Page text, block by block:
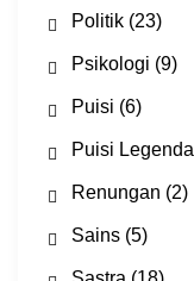
Politik(23)
Psikologi (9)
Puisi (6)
Puisi Legenda
Renungan (2)
Sains(5)